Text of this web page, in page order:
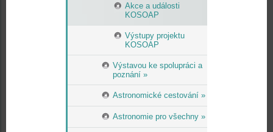
Akce a události
KOSOAP
Výstupy projektu
KOSOAP
Výstavou ke spolupráci a
poznání »
Astronomické cestování »
Astronomie pro všechny »